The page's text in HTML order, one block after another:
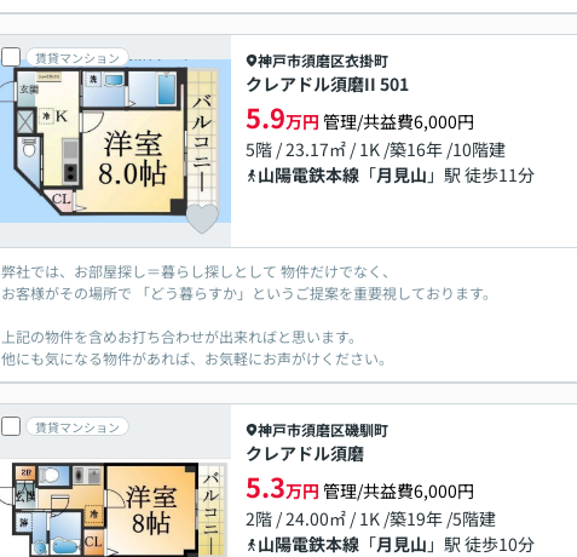
賃貸マンション 神戸市須磨区衣掛町
クレアドル須磨II 501
5.9万円 管理/共益費6,000円
5階 / 23.17㎡ / 1K /築16年 /10階建
山陽電鉄本線 「月見山 」駅 徒歩11分
弊社では、お部屋探し＝暮らし探しとして 物件だけでなく、
お客様がその場所で 「どう暮らすか」というご提案を重要視しております。
上記の物件を含めお打ち合わせが出来ればと思います。
他にも気になる物件があれば、お気軽にお声がけください。
賃貸マンション 神戸市須磨区磯馴町
クレアドル須磨
5.3万円 管理/共益費6,000円
2階 / 24.00㎡ / 1K /築19年 /5階建
山陽電鉄本線 「月見山 」駅 徒歩10分